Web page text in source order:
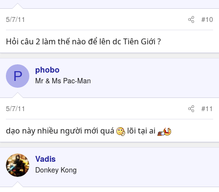
5/7/11 #10
Hỏi câu 2 làm thế nào để lên dc Tiên Giới ?
P phobo
Mr & Ms Pac-Man
5/7/11 #11
dạo này nhiều người mới quá lõi tại ai
Vadis
Donkey Kong